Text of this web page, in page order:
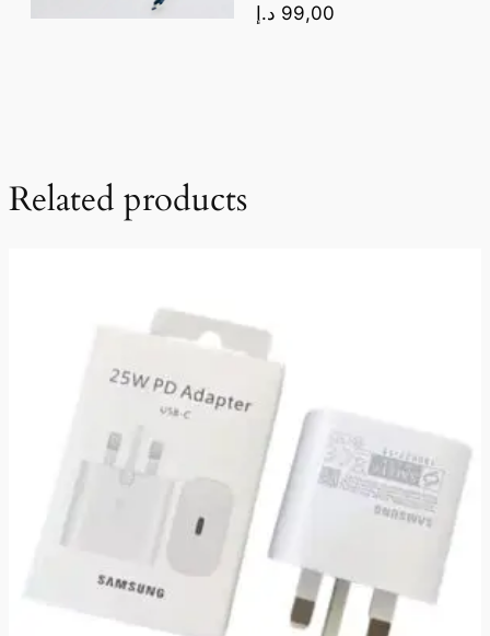
99,00 د.إ
Related products